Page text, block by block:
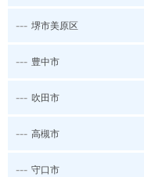
--- 堺市美原区
--- 豊中市
--- 吹田市
--- 高槻市
--- 守口市